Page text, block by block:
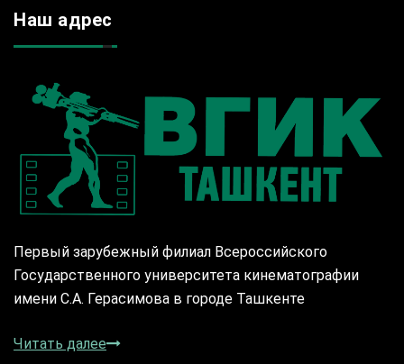
Наш адрес
Первый зарубежный филиал Всероссийского
Государственного университета кинематографии
имени С.А. Герасимова в городе Ташкенте
Читать далее